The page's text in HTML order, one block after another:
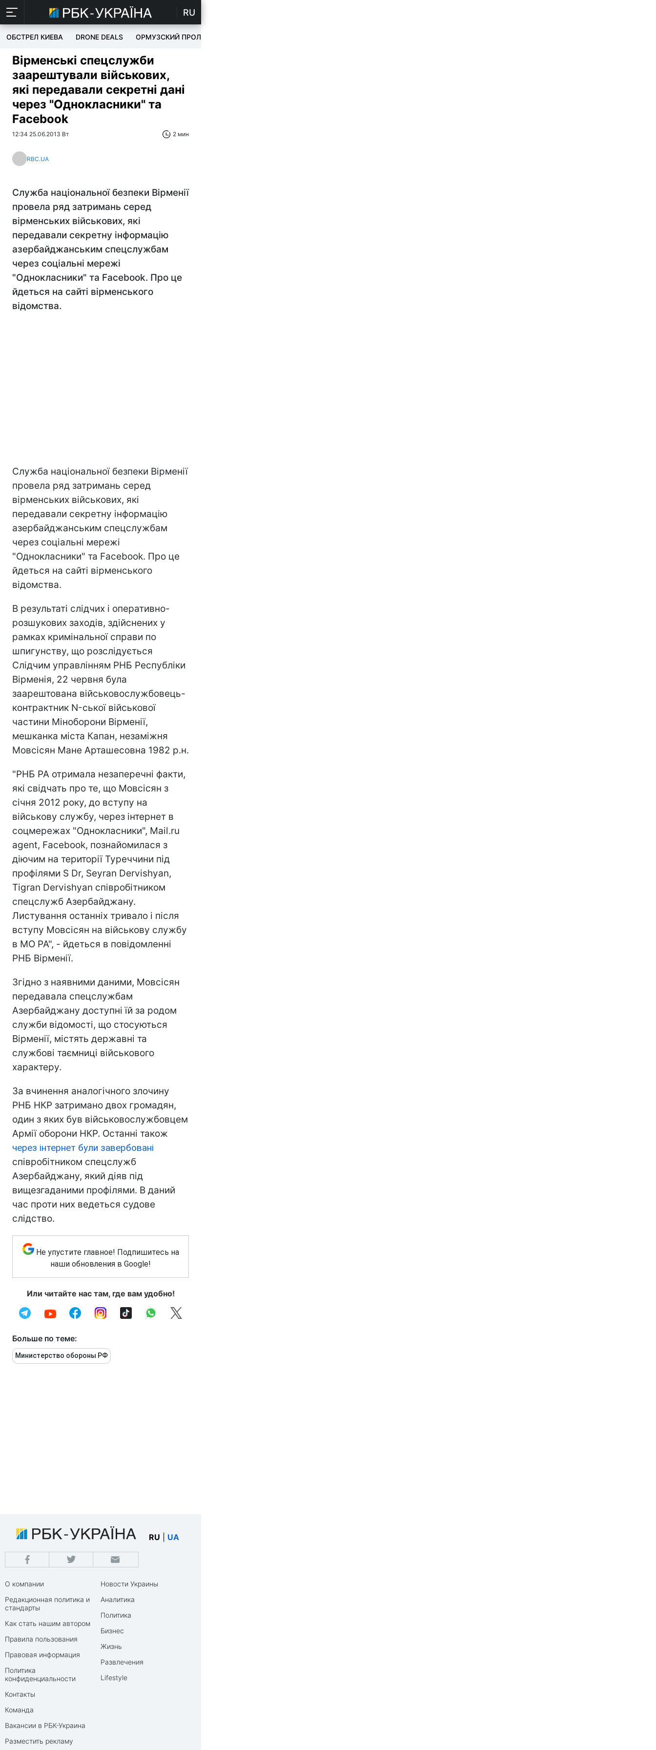
RU
ОБСТРЕЛ КИЕВА DRONE DEALS ОРМУЗСКИЙ ПРОЛИВ
Вірменські спецслужби
заарештували військових,
які передавали секретні дані
через "Однокласники" та
Facebook
12:34 25.06.2013 Вт 2 мин
RBC.UA
Служба національної безпеки Вірменії
провела ряд затримань серед
вірменських військових, які
передавали секретну інформацію
азербайджанським спецслужбам
через соціальні мережі
"Однокласники" та Facebook. Про це
йдеться на сайті вірменського
відомства.
Служба національної безпеки Вірменії
провела ряд затримань серед
вірменських військових, які
передавали секретну інформацію
азербайджанським спецслужбам
через соціальні мережі
"Однокласники" та Facebook. Про це
йдеться на сайті вірменського
відомства.
В результаті слідчих і оперативно-
розшукових заходів, здійснених у
рамках кримінальної справи по
шпигунству, що розслідується
Слідчим управлінням РНБ Республіки
Вірменія, 22 червня була
заарештована військовослужбовець-
контрактник N-ської військової
частини Міноборони Вірменії,
мешканка міста Капан, незаміжня
Мовсісян Мане Арташесовна 1982 р.н.
"РНБ РА отримала незаперечні факти,
які свідчать про те, що Мовсісян з
січня 2012 року, до вступу на
військову службу, через інтернет в
соцмережах "Однокласники", Mail.ru
agent, Facebook, познайомилася з
діючим на території Туреччини під
профілями S Dr, Seyran Dervishyan,
Tigran Dervishyan співробітником
спецслужб Азербайджану.
Листування останніх тривало і після
вступу Мовсісян на військову службу
в МО РА", - йдеться в повідомленні
РНБ Вірменії.
Згідно з наявними даними, Мовсісян
передавала спецслужбам
Азербайджану доступні їй за родом
служби відомості, що стосуються
Вірменії, містять державні та
службові таємниці військового
характеру.
За вчинення аналогічного злочину
РНБ НКР затримано двох громадян,
один з яких був військовослужбовцем
Армії оборони НКР. Останні також
через інтернет були завербовані
співробітником спецслужб
Азербайджану, який діяв під
вищезгаданими профілями. В даний
час проти них ведеться судове
слідство.
Не упустите главное! Подпишитесь на
наши обновления в Google!
Или читайте нас там, где вам удобно!
Больше по теме:
Министерство обороны РФ
RU UA
О компании
Редакционная политика и
стандарты
Как стать нашим автором
Правила пользования
Правовая информация
Политика
конфиденциальности
Контакты
Команда
Вакансии в РБК-Украина
Разместить рекламу
Новости Украины
Аналитика
Политика
Бизнес
Жизнь
Развлечения
Lifestyle